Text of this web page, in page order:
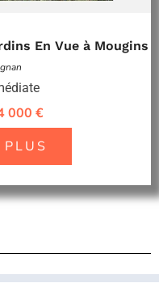
En Vue à Mougins
000 €